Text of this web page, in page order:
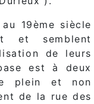
19ème siècle
et semblent
de leurs
est à deux
plein et non
de la rue des